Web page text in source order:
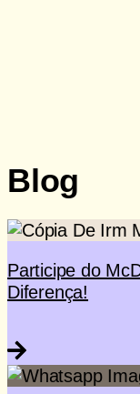
Blog
Participe do
Diferença!